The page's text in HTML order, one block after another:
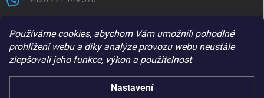
Používáme cookies, abychom Vám umožnili pohodlné
prohlížení webu a díky analýze provozu webu neustále
zlepšovali jeho funkce, výkon a použitelnost
Nastavení
PŘIJÍMÁME ONLINE PLATBY